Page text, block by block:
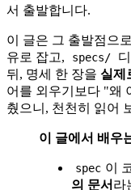
서 출발합니다.
이 글은 그 출발점으
유로 잡고,
specs/
뒤, 명세 한 장을 실제
어를 외우기보다 "왜
췄으니, 천천히 읽어
이 글에서 배우
spec 이
의 문서 라